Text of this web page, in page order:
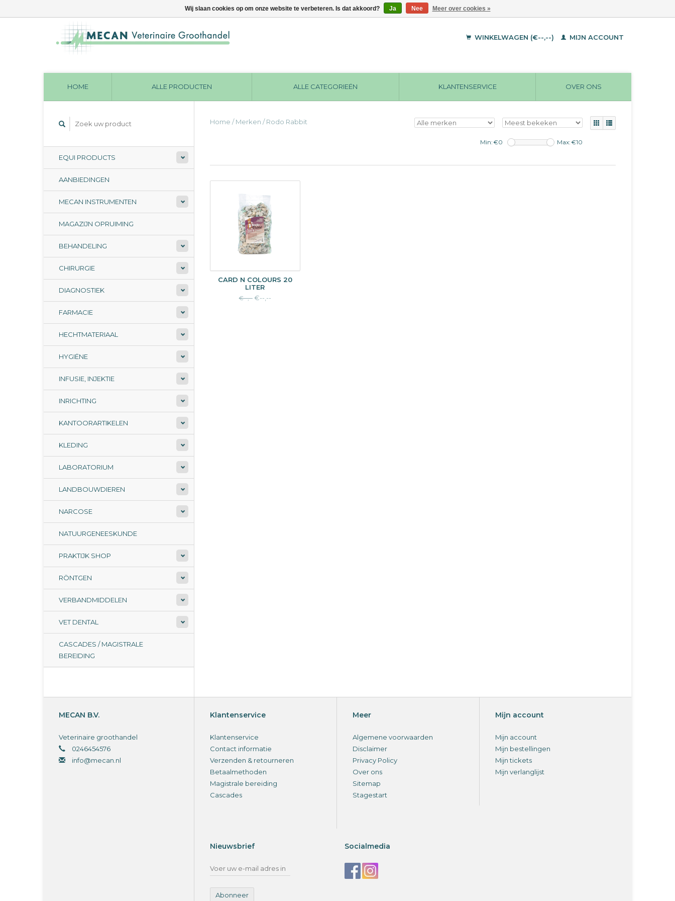
WINKELWAGEN (€--,--) MIJN ACCOUNT
HOME ALLE PRODUCTEN ALLE CATEGORIEËN KLANTENSERVICE OVER ONS
EQUI PRODUCTS
AANBIEDINGEN
MECAN INSTRUMENTEN
MAGAZIJN OPRUIMING
BEHANDELING
CHIRURGIE
DIAGNOSTIEK
FARMACIE
HECHTMATERIAAL
HYGIËNE
INFUSIE, INJEKTIE
INRICHTING
KANTOORARTIKELEN
KLEDING
LABORATORIUM
LANDBOUWDIEREN
NARCOSE
NATUURGENEESKUNDE
PRAKTIJK SHOP
RÖNTGEN
VERBANDMIDDELEN
VET DENTAL
CASCADES / MAGISTRALE
BEREIDING
Home /Merken /Rodo Rabbit
Min: €0 Max: €10
CARD N COLOURS 20
LITER
€--,--€--,--
MECAN B.V.
Veterinaire groothandel
0246454576
info@mecan.nl
Klantenservice
Klantenservice
Contact informatie
Verzenden & retourneren
Betaalmethoden
Magistrale bereiding
Cascades
Meer
Algemene voorwaarden
Disclaimer
Privacy Policy
Over ons
Sitemap
Stagestart
Mijn account
Mijn account
Mijn bestellingen
Mijn tickets
Mijn verlanglijst
Nieuwsbrief
Abonneer
Socialmedia
Wij slaan cookies op om onze website te verbeteren. Is dat akkoord? Ja Nee Meer over cookies »